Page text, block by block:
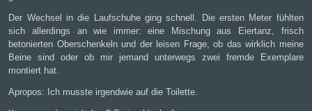
Der Wechsel in die Laufschuhe ging schnell. Die ersten Meter fühlten
sich allerdings an wie immer: eine Mischung aus Eiertanz, frisch
betonierten Oberschenkeln und der leisen Frage, ob das wirklich meine
Beine sind oder ob mir jemand unterwegs zwei fremde Exemplare
montiert hat.
Apropos: Ich musste irgendwie auf die Toilette.